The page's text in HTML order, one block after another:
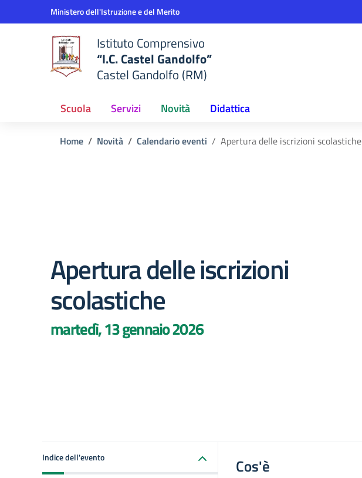
Vai ai contenuti
Vai al menu di navigazioneMinistero dell'Istruzione e del Merito
Istituto Comprensivo
“I.C. Castel Gandolfo”
Castel Gandolfo (RM)
Scuola Servizi Novità Didattica
Home Novità Calendario eventi Apertura delle iscrizioni scolastiche
Apertura delle iscrizioni
scolastiche
martedì, 13 gennaio 2026
Indice dell'evento Cos'è